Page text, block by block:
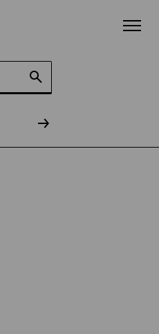
2009